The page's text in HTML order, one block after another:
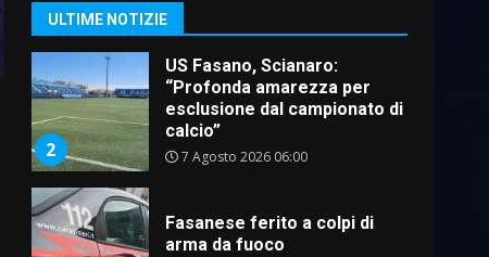
ULTIME NOTIZIE
1
2
US Fasano, Scianaro:
“Profonda amarezza per
esclusione dal campionato di
calcio”
7 Agosto 2026 06:00
Fasanese ferito a colpi di
arma da fuoco